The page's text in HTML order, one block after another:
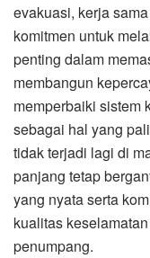
evakuasi, kerja
komitmen untuk
penting dalam
membangun
memperbaiki sistem
sebagai hal yang
tidak terjadi lagi di
panjang tetap
yang nyata serta
kualitas
penumpang.